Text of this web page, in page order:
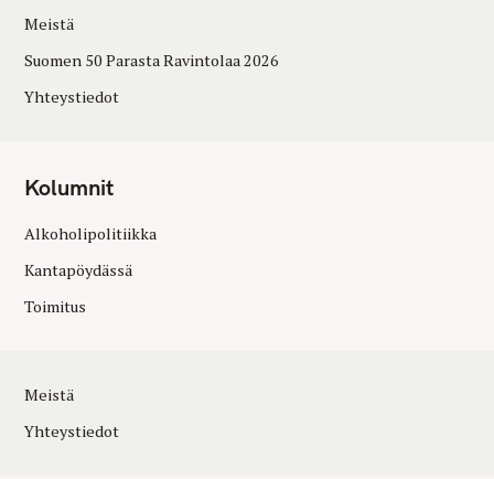
Meistä
Suomen 50 Parasta Ravintolaa 2026
Yhteystiedot
Kolumnit
Alkoholipolitiikka
Kantapöydässä
Toimitus
Meistä
Yhteystiedot